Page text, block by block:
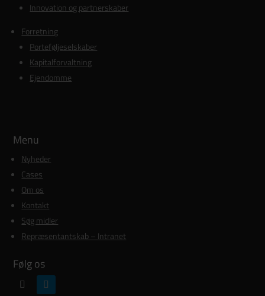
Innovation og partnerskaber
Forretning
Porteføljeselskaber
Kapitalforvaltning
Ejendomme
Menu
Nyheder
Cases
Om os
Kontakt
Søg midler
Repræsentantskab – Intranet
Følg os